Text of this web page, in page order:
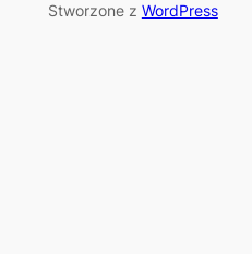
Stworzone z WordPress